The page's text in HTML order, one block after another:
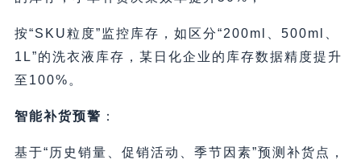
按“SKU粒度”监控库存，如区分“200ml、500ml、
1L”的洗衣液库存，某日化企业的库存数据精度提升
至100%。
智能补货预警 ：
基于“历史销量、促销活动、季节因素”预测补货点，